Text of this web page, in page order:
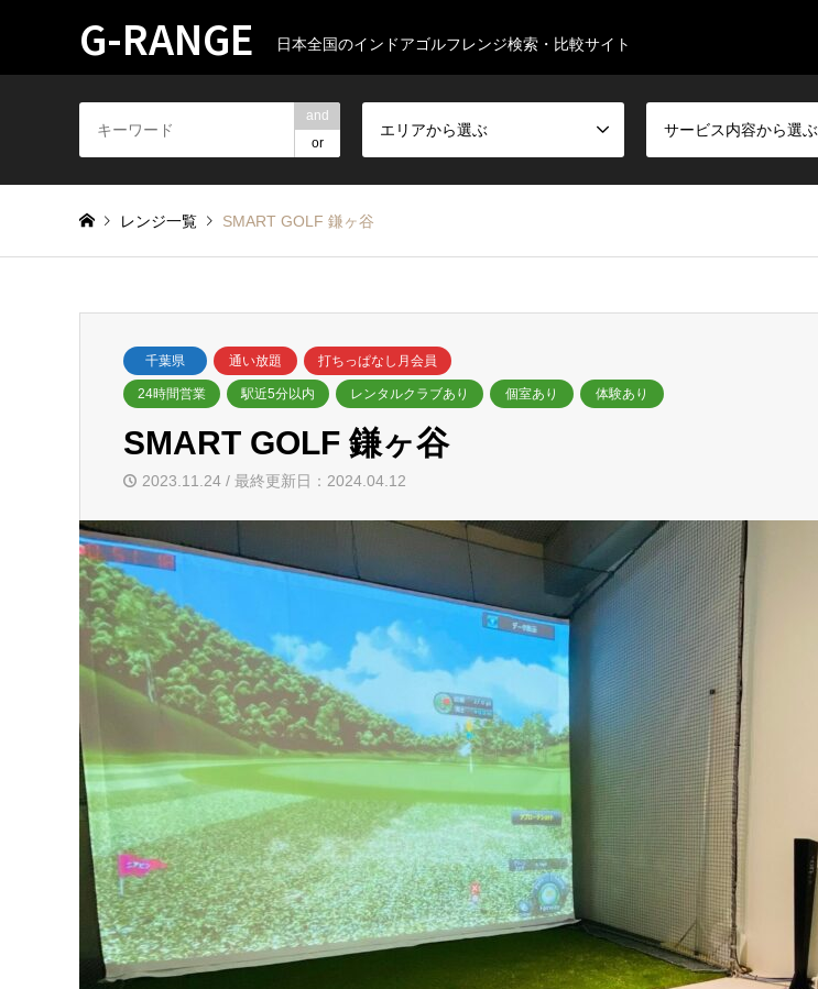
G-RANGE 日本全国のインドアゴルフレンジ検索・比較サイト
and
or
エリアから選ぶ サービス内容から選ぶ
レンジ一覧 SMART GOLF 鎌ヶ谷
千葉県 通い放題 打ちっぱなし月会員
24時間営業 駅近5分以内 レンタルクラブあり 個室あり 体験あり
SMART GOLF 鎌ヶ谷
2023.11.24 / 最終更新日：2024.04.12